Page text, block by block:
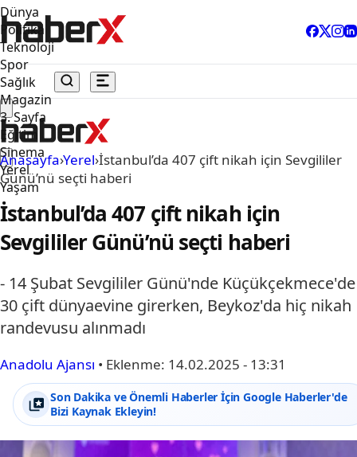
Dünya
Politika
Teknoloji
Spor
Sağlık
Magazin
3. Sayfa
Eğitim
Sinema
Yerel
Yaşam
Anasayfa›Yerel›İstanbul’da 407 çift nikah için Sevgililer
Günü’nü seçti haberi
İstanbul’da 407 çift nikah için
Sevgililer Günü’nü seçti haberi
- 14 Şubat Sevgililer Günü'nde Küçükçekmece'de
30 çift dünyaevine girerken, Beykoz'da hiç nikah
randevusu alınmadı
Anadolu Ajansı • Eklenme: 14.02.2025 - 13:31
Son Dakika ve Önemli Haberler İçin Google Haberler'de
Bizi Kaynak Ekleyin!